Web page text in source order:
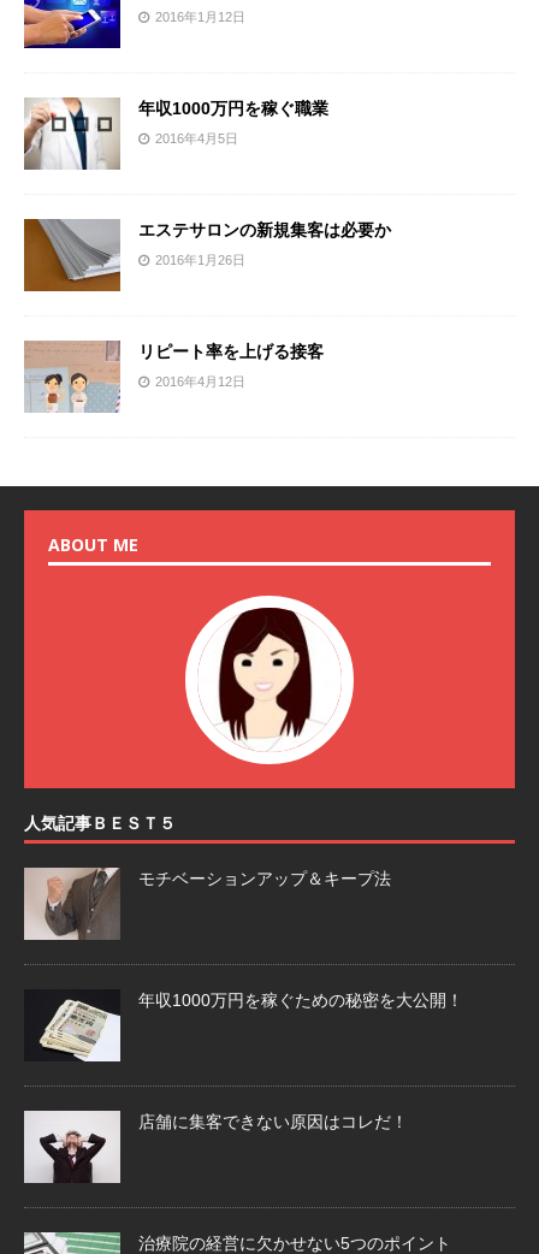
2016年1月12日
年収1000万円を稼ぐ職業
2016年4月5日
エステサロンの新規集客は必要か
2016年1月26日
リピート率を上げる接客
2016年4月12日
ABOUT ME
人気記事ＢＥＳＴ５
モチベーションアップ＆キープ法
年収1000万円を稼ぐための秘密を大公開！
店舗に集客できない原因はコレだ！
治療院の経営に欠かせない5つのポイント